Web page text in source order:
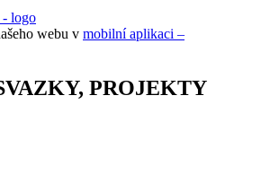
webu v mobilní aplikaci –
PROJEKTY